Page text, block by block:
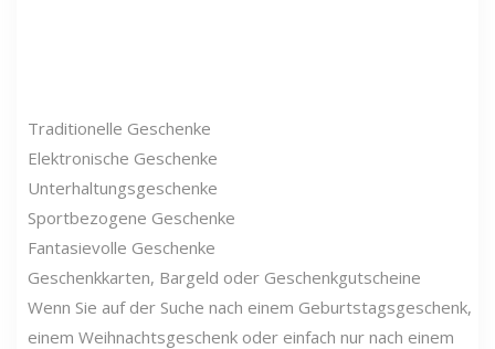
Traditionelle Geschenke
Elektronische Geschenke
Unterhaltungsgeschenke
Sportbezogene Geschenke
Fantasievolle Geschenke
Geschenkkarten, Bargeld oder Geschenkgutscheine
Wenn Sie auf der Suche nach einem Geburtstagsgeschenk,
einem Weihnachtsgeschenk oder einfach nur nach einem